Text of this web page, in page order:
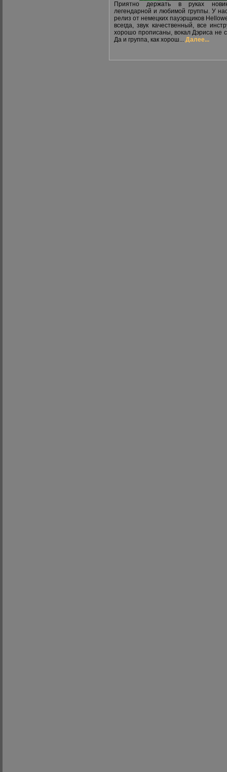
Приятно держать в руках
легендарной и любимой группы. У
релиз от немецких пауэрщиков
всегда, звук качественный, все
хорошо прописаны, вокал Дэриса не
Да и группа, как хорош... Далее...